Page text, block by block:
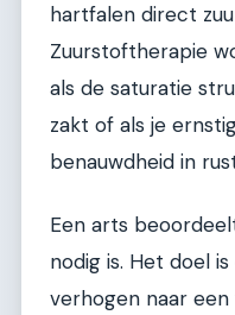
hartfalen direct
Zuurstoftherapie
als de saturatie
zakt of als je
benauwdheid in
Een arts
nodig is. Het doel
verhogen naar